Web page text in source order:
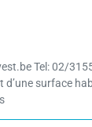
Tel: 02/
d’une surface